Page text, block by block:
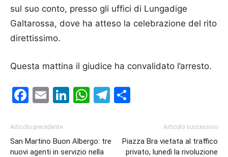
sul suo conto, presso gli uffici di Lungadige
Galtarossa, dove ha atteso la celebrazione del rito
direttissimo.
Questa mattina il giudice ha convalidato l’arresto.
Facebook
EmailLinkedIn
WhatsApp
Telegram
Articolo precedente
San Martino Buon Albergo: tre
nuovi agenti in servizio nella
Articolo successivo
Piazza Bra vietata al traffico
privato, lunedì la rivoluzione